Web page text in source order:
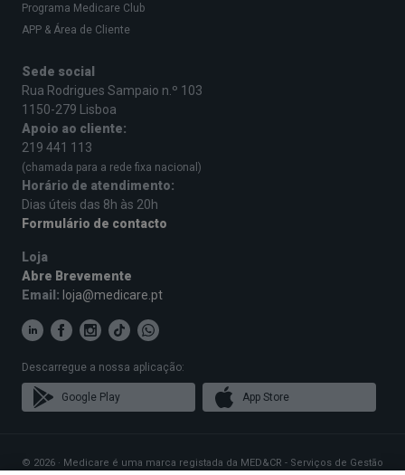
Programa Medicare Club
APP & Área de Cliente
Sede social
Rua Rodrigues Sampaio n.º 103
1150-279 Lisboa
Apoio ao cliente:
219 441 113
(chamada para a rede fixa nacional)
Horário de atendimento:
Dias úteis das 8h às 20h
Formulário de contacto
Loja
Abre Brevemente
Email: loja@medicare.pt
Descarregue a nossa aplicação:
Google Play App Store
© 2026 · Medicare é uma marca registada da MED&CR - Serviços de Gestão